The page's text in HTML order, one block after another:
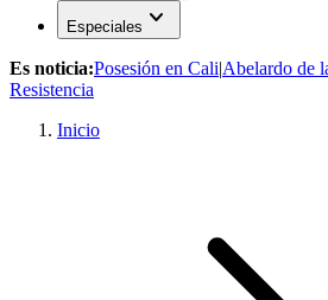
Especiales expand_more
Es noticia:Posesión en Cali|Abelardo de
Resistencia
Inicio